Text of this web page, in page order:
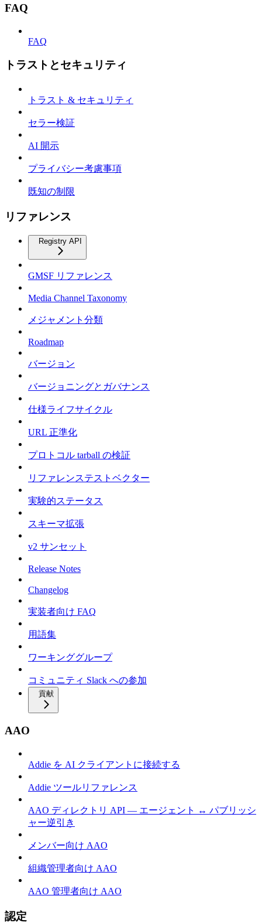
FAQ
FAQ
トラストとセキュリティ
トラスト & セキュリティ
セラー検証
AI 開示
プライバシー考慮事項
既知の制限
リファレンス
Registry API
GMSF リファレンス
Media Channel Taxonomy
メジャメント分類
Roadmap
バージョン
バージョニングとガバナンス
仕様ライフサイクル
URL 正準化
プロトコル tarball の検証
リファレンステストベクター
実験的ステータス
スキーマ拡張
v2 サンセット
Release Notes
Changelog
実装者向け FAQ
用語集
ワーキンググループ
コミュニティ Slack への参加
貢献
AAO
Addie を AI クライアントに接続する
Addie ツールリファレンス
AAO ディレクトリ API — エージェント ↔ パブリッシ
ャー逆引き
メンバー向け AAO
組織管理者向け AAO
AAO 管理者向け AAO
認定